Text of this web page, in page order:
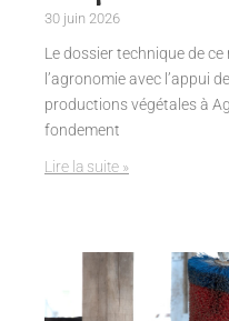
30 juin 2026
Le dossier technique de
l’agronomie avec l’appui
productions végétales à
fondement
Lire la suite »